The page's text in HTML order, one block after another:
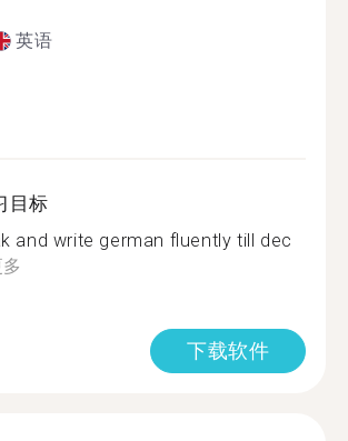
英语
目标
and write german fluently till dec
下载软件